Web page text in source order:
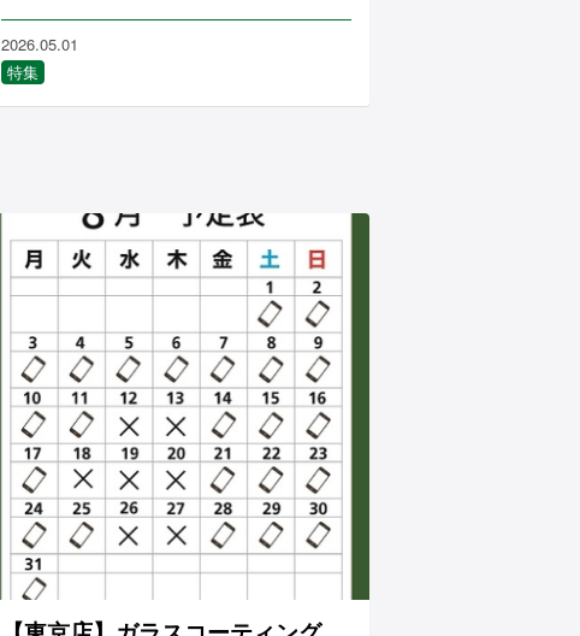
2026.05.01
特集